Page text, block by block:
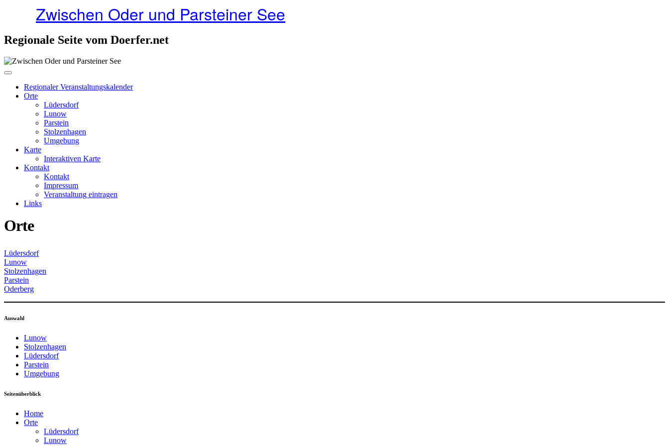
Zwischen Oder und Parsteiner See
Regionale Seite vom Doerfer.net
Regionaler Veranstaltungskalender
Orte
Lüdersdorf
Lunow
Parstein
Stolzenhagen
Umgebung
Karte
Interaktiven Karte
Kontakt
Kontakt
Impressum
Veranstaltung eintragen
Links
Orte
Lüdersdorf
Lunow
Stolzenhagen
Parstein
Oderberg
Auswahl
Lunow
Stolzenhagen
Lüdersdorf
Parstein
Umgebung
Seitenüberblick
Home
Orte
Lüdersdorf
Lunow